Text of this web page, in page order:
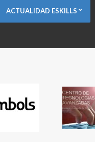
ACTUALIDAD ESKILLS